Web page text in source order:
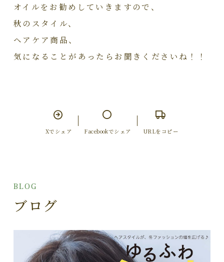
オイルをお勧めしていきますので、
秋のスタイル、
ヘアケア商品、
気になることがあったらお聞きくださいね！！
Xでシェア Facebookでシェア URLをコピー
BLOG
ブログ